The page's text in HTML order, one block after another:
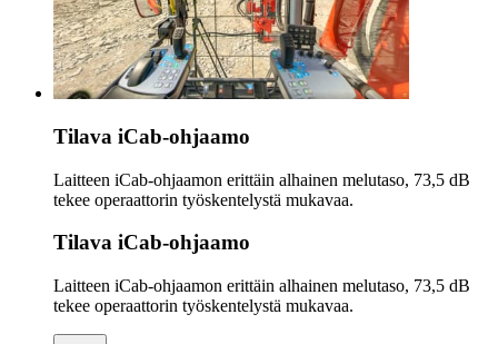
Tilava iCab-ohjaamo
Laitteen iCab-ohjaamon erittäin alhainen melutaso, 73,5 dB
tekee operaattorin työskentelystä mukavaa.
Tilava iCab-ohjaamo
Laitteen iCab-ohjaamon erittäin alhainen melutaso, 73,5 dB
tekee operaattorin työskentelystä mukavaa.